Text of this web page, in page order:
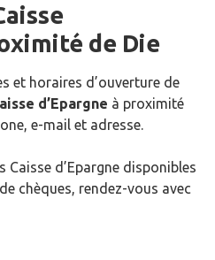
de Die
et horaires d’ouverture de
d’Epargne à proximité
e-mail et adresse.
Caisse d’Epargne disponibles
chèques, rendez-vous avec